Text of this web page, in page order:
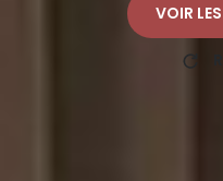
VOIR LES